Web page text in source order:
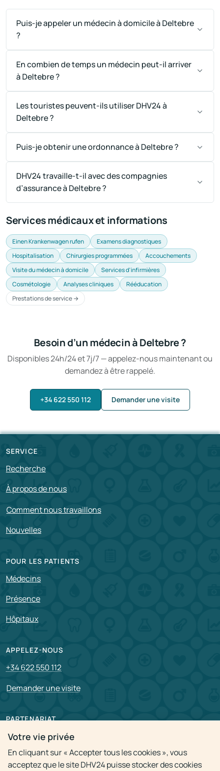
Votre vie privée
En cliquant sur « Accepter tous les cookies », vous
acceptez que le site DHV24 puisse stocker des cookies
Puis-je appeler un médecin à domicile à Deltebre
?
En combien de temps un médecin peut-il arriver
à Deltebre ?
Les touristes peuvent-ils utiliser DHV24 à
Deltebre ?
Puis-je obtenir une ordonnance à Deltebre ?
DHV24 travaille-t-il avec des compagnies
d’assurance à Deltebre ?
Services médicaux et informations
Einen Krankenwagen rufen
Examens diagnostiques
Hospitalisation
Chirurgies programmées
Accouchements
Visite du médecin à domicile
Services d'infirmières
Cosmétologie
Analyses cliniques
Rééducation
Prestations de service →
Besoin d’un médecin à Deltebre ?
Disponibles 24h/24 et 7j/7 — appelez-nous maintenant ou
demandez à être rappelé.
+34 622 550 112 Demander une visite
SERVICE
Recherche
À propos de nous
Comment nous travaillons
Nouvelles
POUR LES PATIENTS
Médecins
Présence
Hôpitaux
APPELEZ-NOUS
+34 622 550 112
Demander une visite
PARTENARIAT
Pour partenaire
Postes vacants